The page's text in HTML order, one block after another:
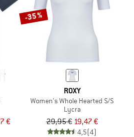
€
-35 %
ROXY
Women's Whole Hearted S/S
Lycra
29,95 € 19,47 €
4,5(4)